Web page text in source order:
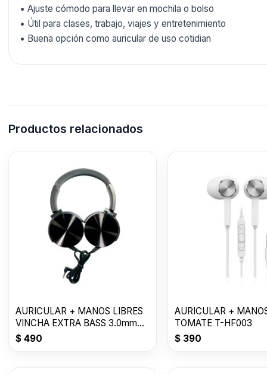
• Ajuste cómodo para llevar en mochila o bolso
• Útil para clases, trabajo, viajes y entretenimiento
• Buena opción como auricular de uso cotidian
Productos relacionados
AURICULAR + MANOS LIBRES
VINCHA EXTRA BASS 3.0mm
MDR-XB450AP
$ 490
AURICULAR +
TOMATE T-HF003
$390